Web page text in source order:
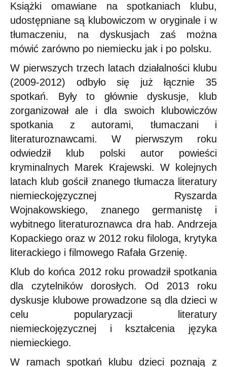
Książki omawiane na spotkaniach klubu,
udostępniane są klubowiczom w oryginale i w
tłumaczeniu, na dyskusjach zaś można
mówić zarówno po niemiecku jak i po polsku.
W pierwszych trzech latach działalności klubu
(2009-2012) odbyło się już łącznie 35
spotkań. Były to głównie dyskusje, klub
zorganizował ale i dla swoich klubowiczów
spotkania z autorami, tłumaczani i
literaturoznawcami. W pierwszym roku
odwiedził klub polski autor powieści
kryminalnych Marek Krajewski. W kolejnych
latach klub gościł znanego tłumacza literatury
niemieckojęzycznej Ryszarda
Wojnakowskiego, znanego germanistę i
wybitnego literaturoznawca dra hab. Andrzeja
Kopackiego oraz w 2012 roku filologa, krytyka
literackiego i filmowego Rafała Grzenię.
Klub do końca 2012 roku prowadził spotkania
dla czytelników dorosłych. Od 2013 roku
dyskusje klubowe prowadzone są dla dzieci w
celu popularyzacji literatury
niemieckojęzycznej i kształcenia języka
niemieckiego.
W ramach spotkań klubu dzieci poznają z